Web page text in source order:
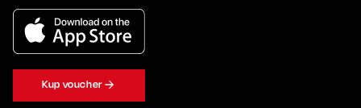
Kup voucher